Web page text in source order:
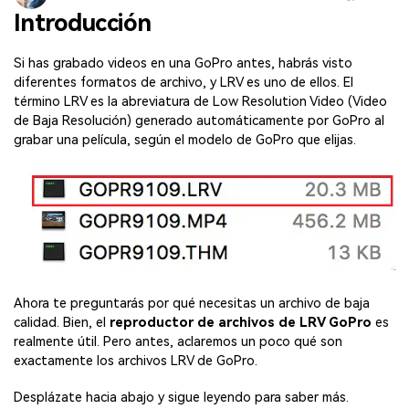
Repairit for Email
Repara correos dañados de Outlook
Pruébalo Gratis
Recupera sin complicaciones tus archivos
Outlook.
Introducción
Si has grabado videos en una GoPro antes, habrás visto
diferentes formatos de archivo, y LRV es uno de ellos. El
término LRV es la abreviatura de Low Resolution Video (Video
de Baja Resolución) generado automáticamente por GoPro al
grabar una película, según el modelo de GoPro que elijas.
Ahora te preguntarás por qué necesitas un archivo de baja
calidad. Bien, el reproductor de archivos de LRV GoPro es
realmente útil. Pero antes, aclaremos un poco qué son
exactamente los archivos LRV de GoPro.
Desplázate hacia abajo y sigue leyendo para saber más.